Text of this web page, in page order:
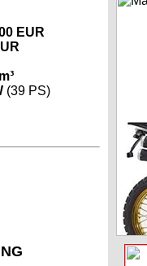
EUR
(39 PS)